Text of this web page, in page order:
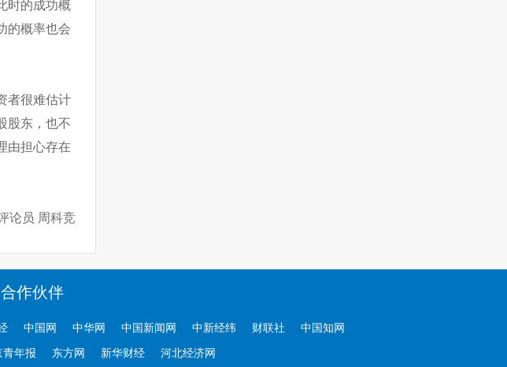
时的成功概
的概率也会
者很难估计
股东，也不
由担心存在
论员 周科竞
合作伙伴
中国网 中华网 中国新闻网 中新经纬 财联社 中国知网
青年报 东方网 新华财经 河北经济网